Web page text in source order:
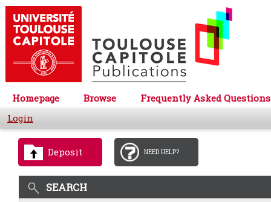
Homepage Browse
Frequently Asked Questions
Login
Deposit NEED HELP?
SEARCH